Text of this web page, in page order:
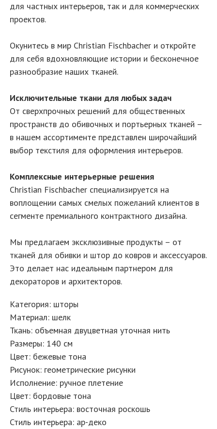
для частных интерьеров, так и для коммерческих
проектов.
Окунитесь в мир Christian Fischbacher и откройте
для себя вдохновляющие истории и бесконечное
разнообразие наших тканей.
Исключительные ткани для любых задач
От сверхпрочных решений для общественных
пространств до обивочных и портьерных тканей –
в нашем ассортименте представлен широчайший
выбор текстиля для оформления интерьеров.
Комплексные интерьерные решения
Christian Fischbacher специализируется на
воплощении самых смелых пожеланий клиентов в
сегменте премиального контрактного дизайна.
Мы предлагаем эксклюзивные продукты – от
тканей для обивки и штор до ковров и аксессуаров.
Это делает нас идеальным партнером для
декораторов и архитекторов.
Категория: шторы
Материал: шелк
Ткань: объемная двуцветная уточная нить
Размеры: 140 см
Цвет: бежевые тона
Рисунок: геометрические рисунки
Исполнение: ручное плетение
Цвет: бордовые тона
Стиль интерьера: восточная роскошь
Стиль интерьера: ар-деко